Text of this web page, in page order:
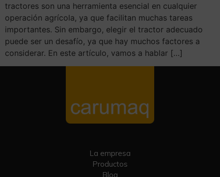
tractores son una herramienta esencial en cualquier
operación agrícola, ya que facilitan muchas tareas
importantes. Sin embargo, elegir el tractor adecuado
puede ser un desafío, ya que hay muchos factores a
considerar. En este artículo, vamos a hablar […]
La empresa
Productos
Blog